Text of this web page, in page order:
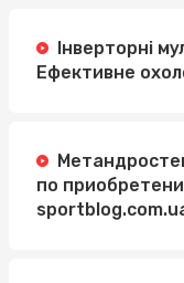
Інверторні
Ефективне
по